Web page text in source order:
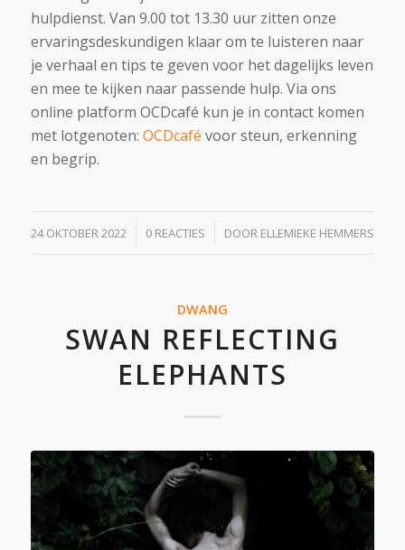
hulpdienst. Van 9.00 tot 13.30 uur zitten onze
ervaringsdeskundigen klaar om te luisteren naar
je verhaal en tips te geven voor het dagelijks leven
en mee te kijken naar passende hulp. Via ons
online platform OCDcafé kun je in contact komen
met lotgenoten: OCDcafé voor steun, erkenning
en begrip.
24 OKTOBER 2022
/ 0 REACTIES
/ DOOR ELLEMIEKE HEMMERS
DWANG
SWAN REFLECTING
ELEPHANTS